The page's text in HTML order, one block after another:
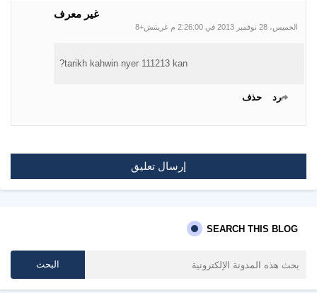
غير معرف
الخميس، 28 نوفمبر 2013 في 2:26:00 م غرينتش+8
tarikh kahwin nyer 111213 kan?
رد حذف
إرسال تعليق
SEARCH THIS BLOG